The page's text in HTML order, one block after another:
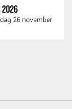
2026
26 november